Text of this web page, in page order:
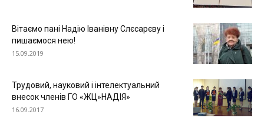
Вітаємо пані Надію Іванівну Слєсарєву і
пишаємося нею!
15.09.2019
Трудовий, науковий і інтелектуальний
внесок членів ГО «ЖЦ»НАДІЯ»
16.09.2017